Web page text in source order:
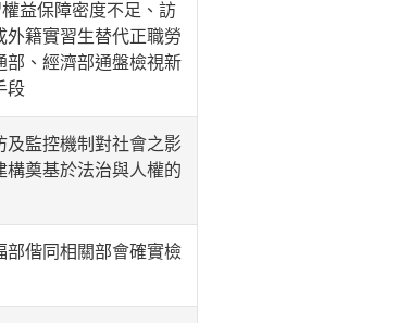
益保障密度不足、訪
籍實習生替代正職勞
部、經濟部通盤檢視新
段
監控機制對社會之影
奠基於法治與人權的
部偕同相關部會確實檢